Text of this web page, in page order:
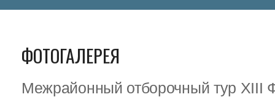
ФОТОГАЛЕРЕЯ
Межрайонный отборочный тур XIII